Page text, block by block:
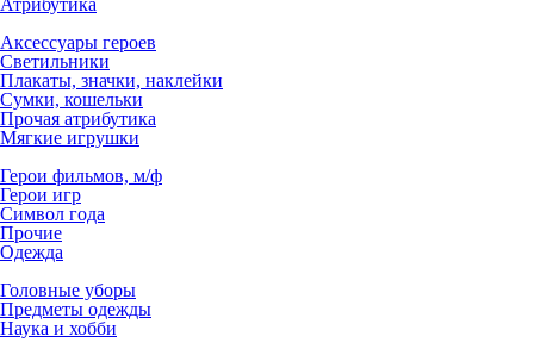
Атрибутика
Аксессуары героев
Светильники
Плакаты, значки, наклейки
Сумки, кошельки
Прочая атрибутика
Мягкие игрушки
Герои фильмов, м/ф
Герои игр
Символ года
Прочие
Одежда
Головные уборы
Предметы одежды
Наука и хобби